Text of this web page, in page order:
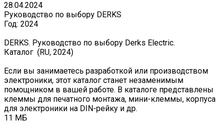
28.04.2024
Руководство по выбору DERKS
Год: 2024
DERKS. Руководство по выбору Derks Electric.
Каталог (RU, 2024)
Если вы занимаетесь разработкой или производством
электроники, этот каталог станет незаменимым
помощником в вашей работе. В каталоге представлены
клеммы для печатного монтажа, мини-клеммы, корпуса
для электроники на DIN-рейку и др.
11 МБ